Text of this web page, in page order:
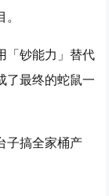
「钞能力」替代
了最终的蛇鼠一
子搞全家桶产